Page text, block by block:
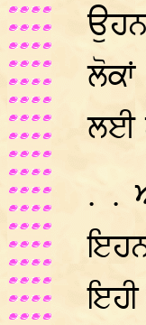
ਲਈ
. .